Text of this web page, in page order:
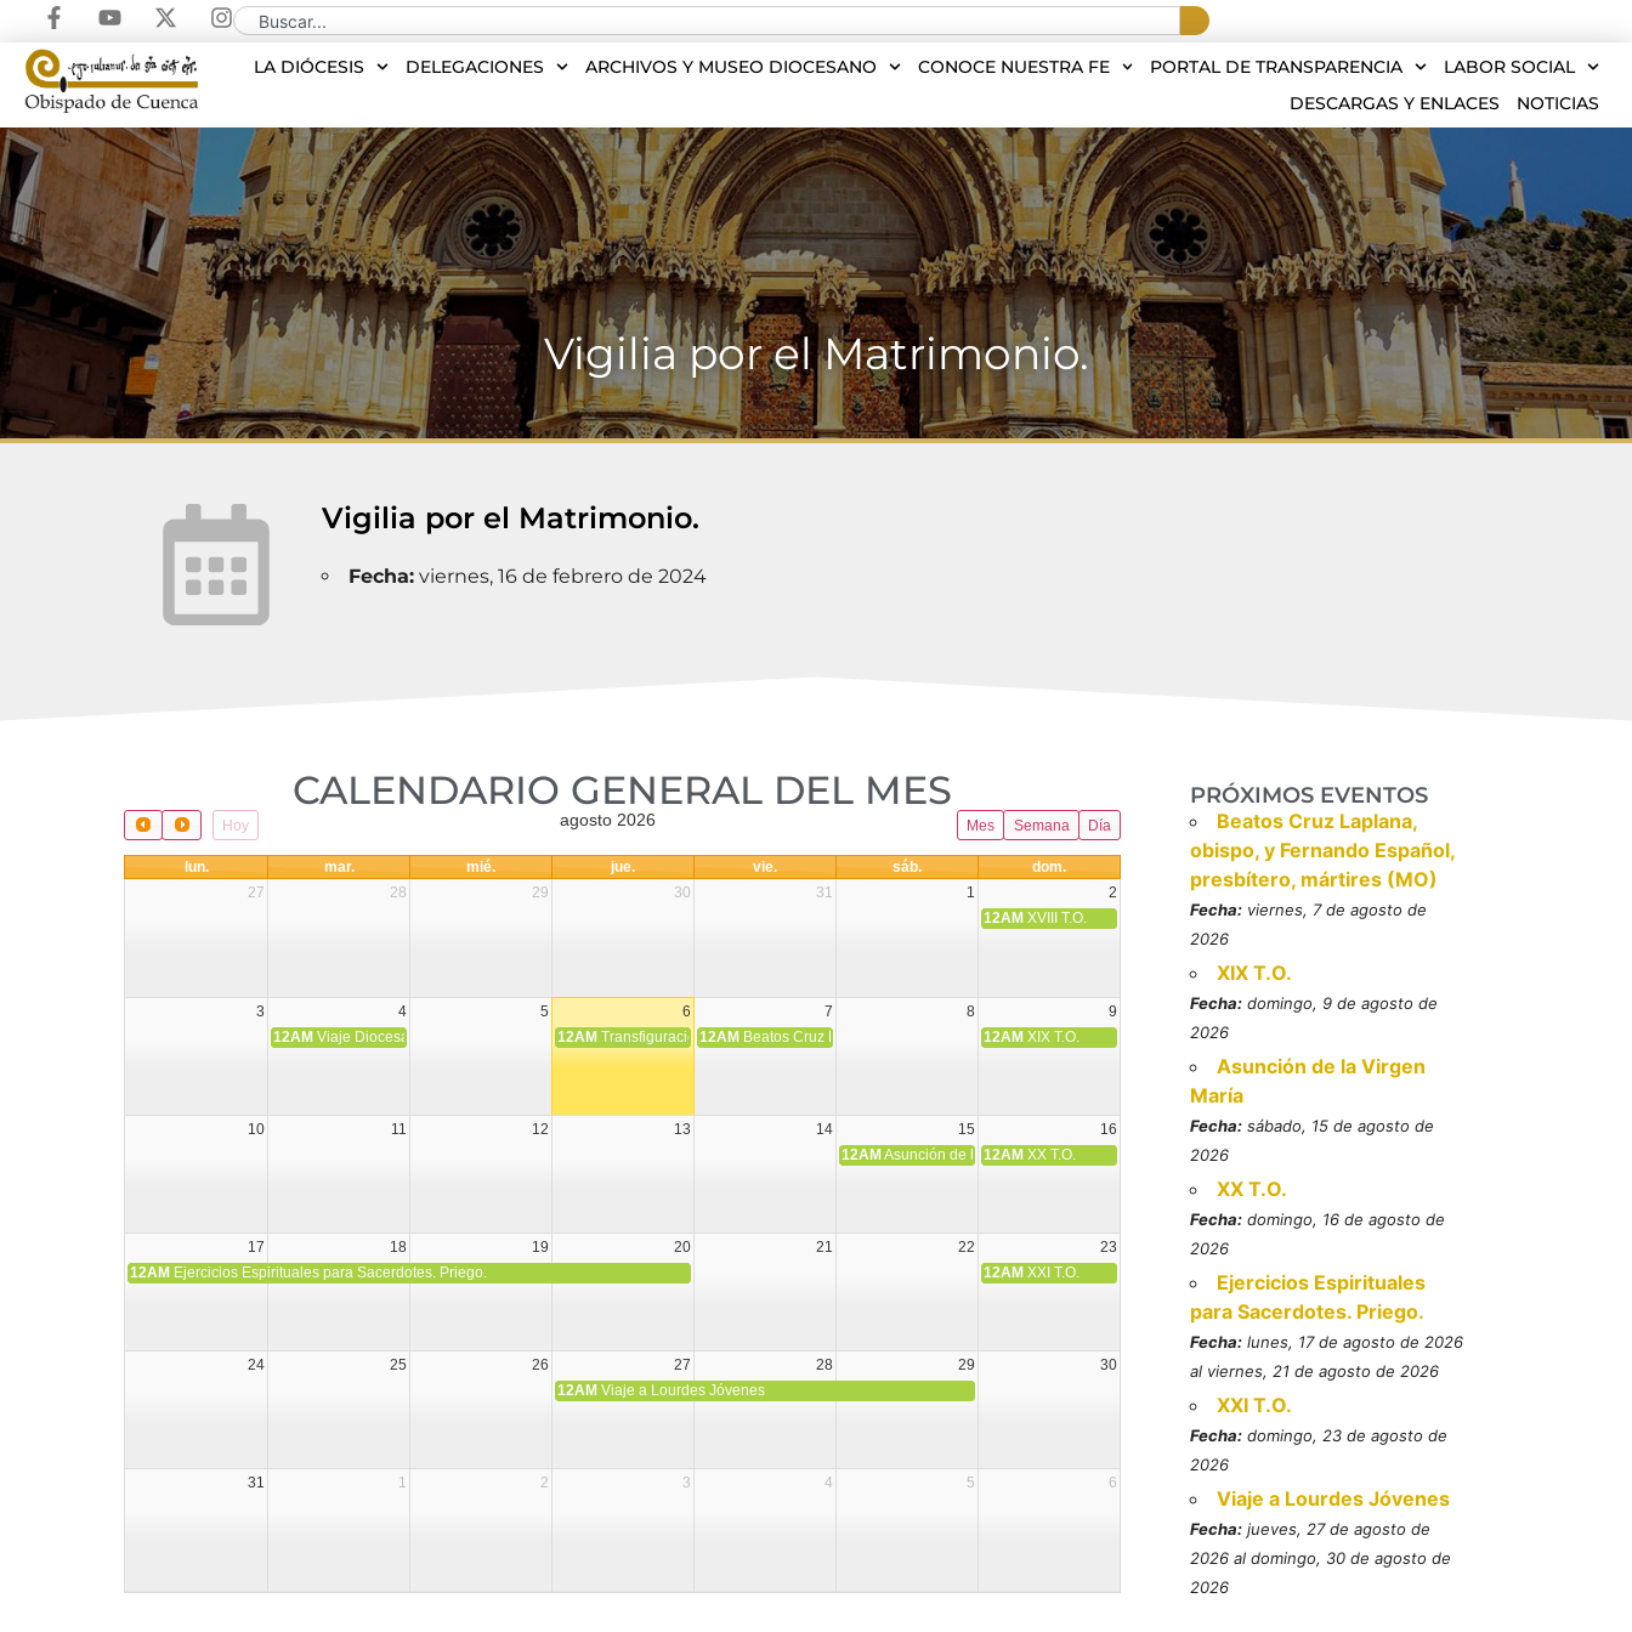
LA DIÓCESIS DELEGACIONES ARCHIVOS Y MUSEO DIOCESANO CONOCE NUESTRA FE PORTAL DE TRANSPARENCIA
LABOR SOCIAL
DESCARGAS Y ENLACES
NOTICIAS
Vigilia por el Matrimonio.
Vigilia por el Matrimonio.
Fecha:viernes, 16 de febrero de 2024
CALENDARIO GENERAL DEL MES​
Hoy Mes Semana Día
agosto 2026
lun. mar. mié. jue. vie. sáb.
dom.
27
28 29 30 31 1
2
12AM XVIII T.O.
3 4 5 6 7 8
9
12AM Viaje Diocesano a Japón. 12AM Transfiguración del Señor
12AM Beatos Cruz Laplana, obispo, y Fernando Español, presbítero, mártires (MO)
12AM XIX T.O.
10 11 12 13 14 15
16
12AM Asunción de la Virgen María
12AM XX T.O.
17 18 19 20 21 22
23
12AM Ejercicios Espirituales para Sacerdotes. Priego. 12AM XXI T.O.
24 25 26 27 28 29
30
12AM Viaje a Lourdes Jóvenes
31 1 2 3 4 5 6
PRÓXIMOS EVENTOS
Beatos Cruz Laplana,
obispo, y Fernando Español,
presbítero, mártires (MO)
Fecha: viernes, 7 de agosto de
2026
XIX T.O.
Fecha: domingo, 9 de agosto de
2026
Asunción de la Virgen
María
Fecha: sábado, 15 de agosto de
2026
XX T.O.
Fecha: domingo, 16 de agosto de
2026
Ejercicios Espirituales
para Sacerdotes. Priego.
Fecha: lunes, 17 de agosto de 2026
al viernes, 21 de agosto de 2026
XXI T.O.
Fecha: domingo, 23 de agosto de
2026
Viaje a Lourdes Jóvenes
Fecha: jueves, 27 de agosto de
2026 al domingo, 30 de agosto de
2026